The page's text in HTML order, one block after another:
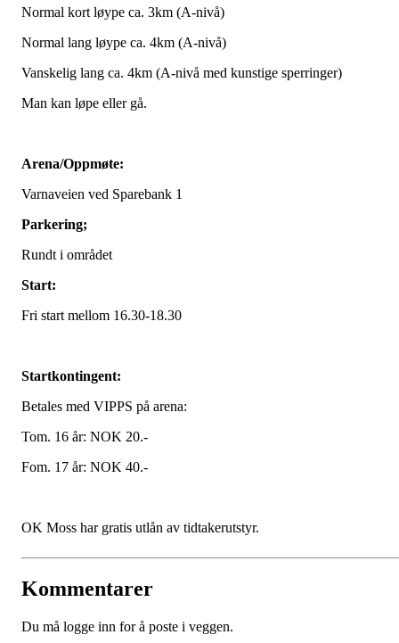
Normal kort løype ca. 3km (A-nivå)
Normal lang løype ca. 4km (A-nivå)
Vanskelig lang ca. 4km (A-nivå med kunstige sperringer)
Man kan løpe eller gå.
Arena/Oppmøte:
Varnaveien ved Sparebank 1
Parkering;
Rundt i området
Start:
Fri start mellom 16.30-18.30
Startkontingent:
Betales med VIPPS på arena:
Tom. 16 år: NOK 20.-
Fom. 17 år: NOK 40.-
OK Moss har gratis utlån av tidtakerutstyr.
Kommentarer
Du må logge inn for å poste i veggen.